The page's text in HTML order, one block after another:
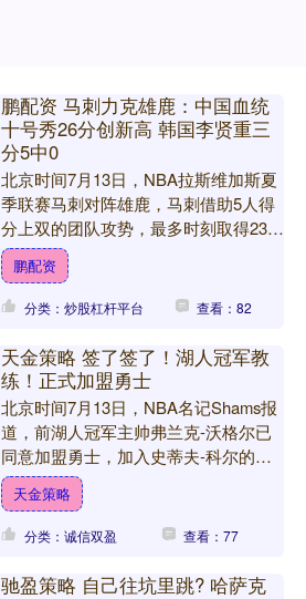
鹏配资 马刺力克雄鹿：中国血统
十号秀26分创新高 韩国李贤重三
分5中0
北京时间7月13日，NBA拉斯维加斯夏
季联赛马刺对阵雄鹿，马刺借助5人得
分上双的团队攻势，最多时刻取得23分
领先优势，最终马刺90-80战胜雄鹿。
中国血统十号秀....
鹏配资
分类：炒股杠杆平台 查看：82
天金策略 签了签了！湖人冠军教
练！正式加盟勇士
北京时间7月13日，NBA名记Shams报
道，前湖人冠军主帅弗兰克-沃格尔已
同意加盟勇士，加入史蒂夫-科尔的教
练组，担任首席助教。今年休赛期，勇
士首席助教特里-....
天金策略
分类：诚信双盈 查看：77
驰盈策略 自己往坑里跳? 哈萨克